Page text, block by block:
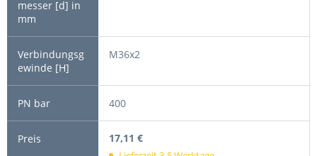
M36x2
400
17,11 €